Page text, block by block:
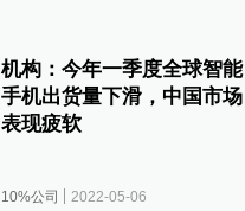
机构：今年一季度全球智能
手机出货量下滑，中国市场
表现疲软
10%公司 2022-05-06